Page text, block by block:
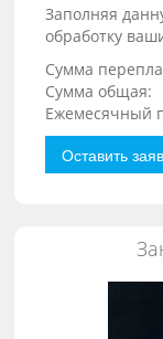
Заполняя
обработку
Сумма
Сумма общая:
Ежемесячный
Оставить